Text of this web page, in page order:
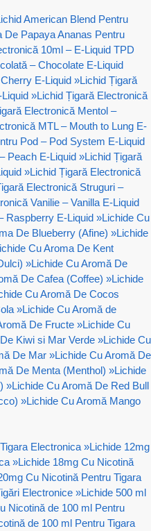
American Blend Pentru
De Papaya Ananas Pentru
10ml – E-Liquid TPD
– Chocolate E-Liquid
E-Liquid »Lichid Țigară
»Lichid Țigară Electronică
Electronică Mentol –
MTL – Mouth to Lung E-
Pod – Pod System E-Liquid
Peach E-Liquid »Lichid Țigară
»Lichid Țigară Electronică
Electronică Struguri –
Vanilie – Vanilla E-Liquid
Raspberry E-Liquid »Lichide Cu
De Blueberry (Afine) »Lichide
Cu Aroma De Kent
»Lichide Cu Aromă De
De Cafea (Coffee) »Lichide
Cu Aromă De Cocos
»Lichide Cu Aromă de
De Fructe »Lichide Cu
Kiwi si Mar Verde »Lichide Cu
De Mar »Lichide Cu Aromă De
De Menta (Menthol) »Lichide
»Lichide Cu Aromă De Red Bull
»Lichide Cu Aromă Mango
Electronica »Lichide 12mg
»Lichide 18mg Cu Nicotină
Cu Nicotină Pentru Tigara
Electronice »Lichide 500 ml
Nicotină de 100 ml Pentru
de 100 ml Pentru Tigara